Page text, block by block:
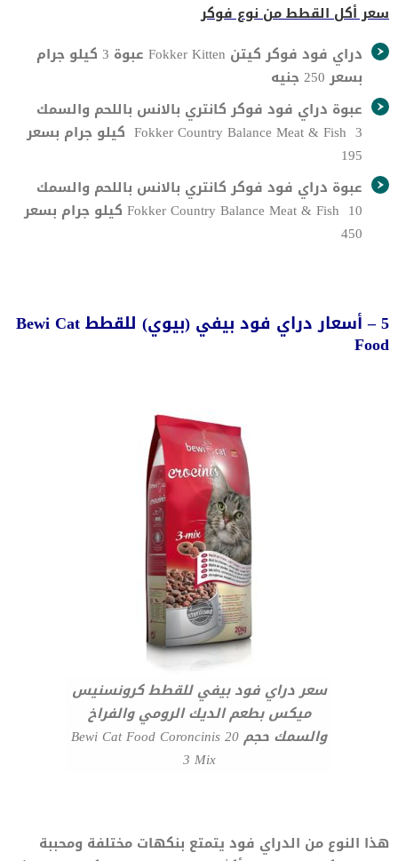
سعر أكل القطط من نوع فوكر
دراي فود فوكر كيتن Fokker Kitten عبوة 3 كيلو جرام
بسعر 250 جنيه
عبوة دراي فود فوكر كانتري بالانس باللحم والسمك
Fokker Country Balance Meat & Fish 3 كيلو جرام بسعر
195
عبوة دراي فود فوكر كانتري بالانس باللحم والسمك
Fokker Country Balance Meat & Fish 10 كيلو جرام بسعر
450
5 – أسعار دراي فود بيفي (بيوي) للقطط Bewi Cat
Food
سعر دراي فود بيفي للقطط كرونسنيس
ميكس بطعم الديك الرومي والفراخ
والسمك حجم 20 Bewi Cat Food Coroncinis
3 Mix
هذا النوع من الدراي فود يتمتع بنكهات مختلفة ومحببة